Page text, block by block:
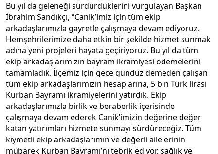
Bu yıl da geleneği sürdürdüklerini vurgulayan Başkan
İbrahim Sandıkçı, “Canik’imiz için tüm ekip
arkadaşlarımızla gayretle çalışmaya devam ediyoruz.
Hemşehrilerimize daha etkin bir şekilde hizmet sunmak
adına yeni projeleri hayata geçiriyoruz. Bu yıl da tüm
ekip arkadaşlarımızın bayram ikramiyesi ödemelerini
tamamladık. İlçemiz için gece gündüz demeden çalışan
tüm ekip arkadaşlarımızın hesaplarına, 5 bin Türk lirası
Kurban Bayramı ikramiyelerini yatırdık. Ekip
arkadaşlarımızla birlik ve beraberlik içerisinde
çalışmaya devam ederek Canik’imizin değerine değer
katan yatırımları hizmete sunmayı sürdüreceğiz. Tüm
kıymetli ekip arkadaşlarımın ve değerli ailelerinin
mübarek Kurban Bayramı’nı tebrik ediyor, sağlık ve